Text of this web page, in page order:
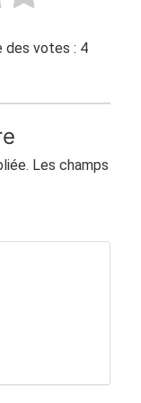
des votes : 4
Les champs